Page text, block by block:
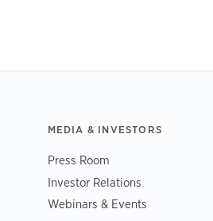
MEDIA & INVESTORS
Press Room
Investor Relations
Webinars & Events